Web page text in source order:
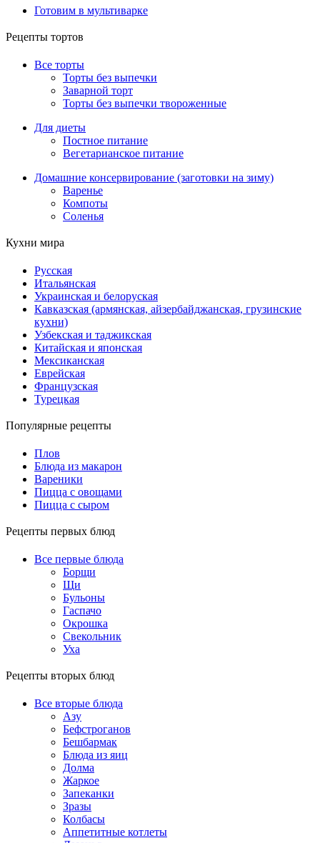
Готовим в мультиварке
Рецепты тортов
Все торты
Торты без выпечки
Заварной торт
Торты без выпечки твороженные
Для диеты
Постное питание
Вегетарианское питание
Домашние консервирование (заготовки на зиму)
Варенье
Компоты
Соленья
Кухни мира
Русская
Итальянская
Украинская и белоруская
Кавказская (армянская, айзербайджанская, грузинские
кухни)
Узбекская и таджикская
Китайская и японская
Мексиканская
Еврейская
Французская
Турецкая
Популярные рецепты
Плов
Блюда из макарон
Вареники
Пицца с овощами
Пицца с сыром
Рецепты первых блюд
Все первые блюда
Борщи
Щи
Бульоны
Гаспачо
Окрошка
Свекольник
Уха
Рецепты вторых блюд
Все вторые блюда
Азу
Бефстроганов
Бешбармак
Блюда из яиц
Долма
Жаркое
Запеканки
Зразы
Колбасы
Аппетитные котлеты